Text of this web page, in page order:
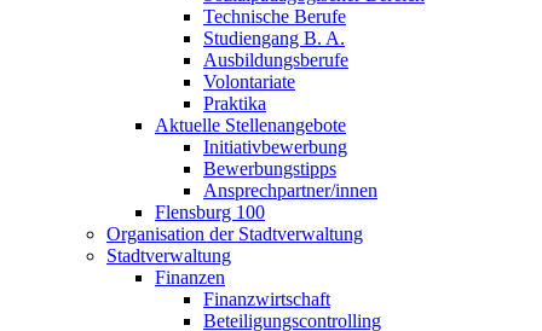
Technische Berufe
Studiengang B. A.
Ausbildungsberufe
Volontariate
Praktika
Aktuelle Stellenangebote
Initiativbewerbung
Bewerbungstipps
Ansprechpartner/innen
Flensburg 100
Organisation der Stadtverwaltung
Stadtverwaltung
Finanzen
Finanzwirtschaft
Beteiligungscontrolling